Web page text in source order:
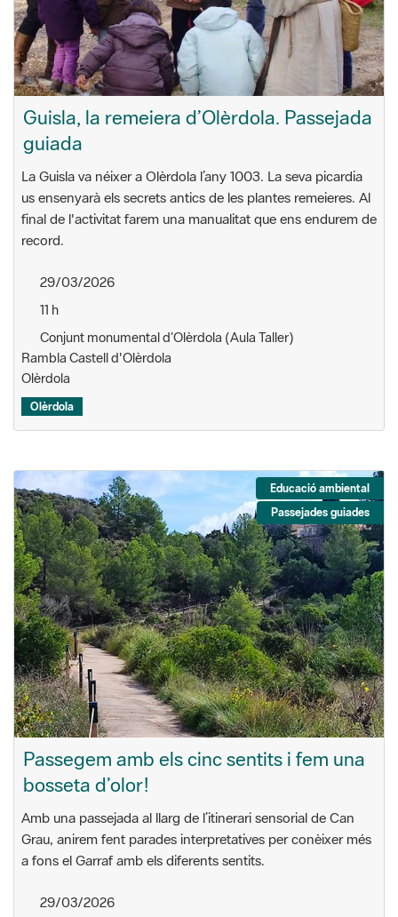
Guisla, la remeiera d’Olèrdola. Passejada
guiada
La Guisla va néixer a Olèrdola l’any 1003. La seva picardia
us ensenyarà els secrets antics de les plantes remeieres. Al
final de l'activitat farem una manualitat que ens endurem de
record.
29/03/2026
11 h
Conjunt monumental d’Olèrdola (Aula Taller)
Rambla Castell d'Olèrdola
Olèrdola
Olèrdola
Educació ambiental
Passejades guiades
Passegem amb els cinc sentits i fem una
bosseta d’olor!
Amb una passejada al llarg de l’itinerari sensorial de Can
Grau, anirem fent parades interpretatives per conèixer més
a fons el Garraf amb els diferents sentits.
29/03/2026